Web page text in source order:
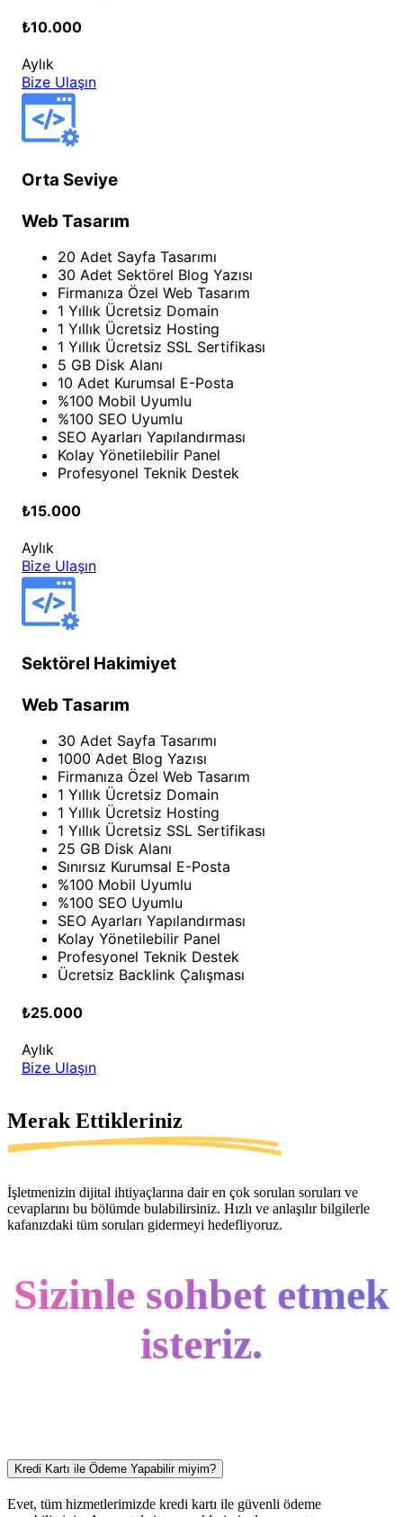
₺10.000
Aylık
Bize Ulaşın
Orta Seviye
Web Tasarım
20 Adet Sayfa Tasarımı
30 Adet Sektörel Blog Yazısı
Firmanıza Özel Web Tasarım
1 Yıllık Ücretsiz Domain
1 Yıllık Ücretsiz Hosting
1 Yıllık Ücretsiz SSL Sertifikası
5 GB Disk Alanı
10 Adet Kurumsal E-Posta
%100 Mobil Uyumlu
%100 SEO Uyumlu
SEO Ayarları Yapılandırması
Kolay Yönetilebilir Panel
Profesyonel Teknik Destek
₺15.000
Aylık
Bize Ulaşın
Sektörel Hakimiyet
Web Tasarım
30 Adet Sayfa Tasarımı
1000 Adet Blog Yazısı
Firmanıza Özel Web Tasarım
1 Yıllık Ücretsiz Domain
1 Yıllık Ücretsiz Hosting
1 Yıllık Ücretsiz SSL Sertifikası
25 GB Disk Alanı
Sınırsız Kurumsal E-Posta
%100 Mobil Uyumlu
%100 SEO Uyumlu
SEO Ayarları Yapılandırması
Kolay Yönetilebilir Panel
Profesyonel Teknik Destek
Ücretsiz Backlink Çalışması
₺25.000
Aylık
Bize Ulaşın
Merak Ettikleriniz
İşletmenizin dijital ihtiyaçlarına dair en çok sorulan soruları ve
cevaplarını bu bölümde bulabilirsiniz. Hızlı ve anlaşılır bilgilerle
kafanızdaki tüm soruları gidermeyi hedefliyoruz.
Sizinle sohbet etmek
isteriz.
Kredi Kartı ile Ödeme Yapabilir miyim?
Evet, tüm hizmetlerimizde kredi kartı ile güvenli ödeme